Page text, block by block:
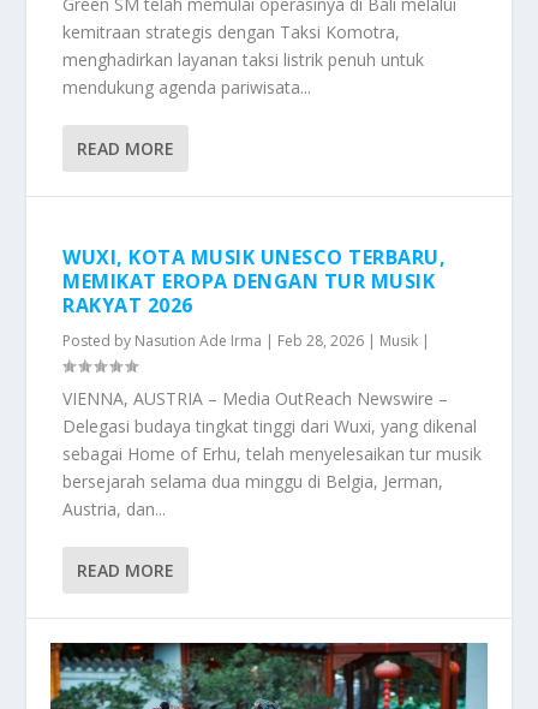
kemitraan strategis dengan Taksi Komotra,
menghadirkan layanan taksi listrik penuh untuk
mendukung agenda pariwisata...
READ MORE
WUXI, KOTA MUSIK UNESCO TERBARU,
MEMIKAT EROPA DENGAN TUR MUSIK
RAKYAT 2026
Posted by Nasution Ade Irma | Feb 28, 2026 | Musik |
VIENNA, AUSTRIA – Media OutReach Newswire –
Delegasi budaya tingkat tinggi dari Wuxi, yang dikenal
sebagai Home of Erhu, telah menyelesaikan tur musik
bersejarah selama dua minggu di Belgia, Jerman,
Austria, dan...
READ MORE